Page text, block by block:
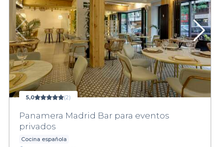
5,0 (2)
Panamera Madrid Bar para eventos
privados
Cocina española